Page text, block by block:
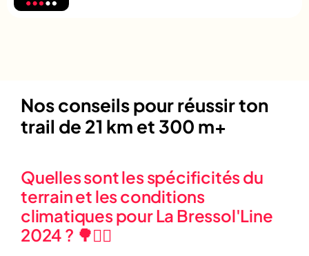
Nos conseils pour réussir ton
trail de 21 km et 300 m+
Quelles sont les spécificités du
terrain et les conditions
climatiques pour La Bressol'Line
2024 ? 🌳🏃‍♂️